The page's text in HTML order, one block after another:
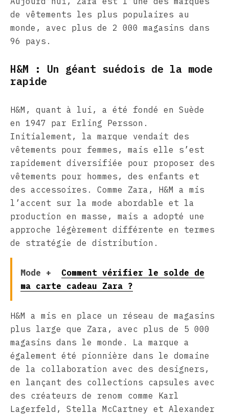
de vêtements les plus populaires au
monde, avec plus de 2 000 magasins dans
96 pays.
H&M : Un géant suédois de la mode
rapide
H&M, quant à lui, a été fondé en Suède
en 1947 par Erling Persson.
Initialement, la marque vendait des
vêtements pour femmes, mais elle s’est
rapidement diversifiée pour proposer des
vêtements pour hommes, des enfants et
des accessoires. Comme Zara, H&M a mis
l’accent sur la mode abordable et la
production en masse, mais a adopté une
approche légèrement différente en termes
de stratégie de distribution.
Mode +
Comment vérifier le solde de
ma carte cadeau Zara ?
H&M a mis en place un réseau de magasins
plus large que Zara, avec plus de 5 000
magasins dans le monde. La marque a
également été pionnière dans le domaine
de la collaboration avec des designers,
en lançant des collections capsules avec
des créateurs de renom comme Karl
Lagerfeld, Stella McCartney et Alexander